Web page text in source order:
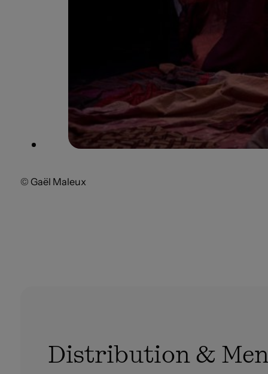
© Gaël Maleux
Distribution &